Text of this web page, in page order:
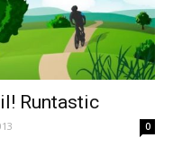
Runtastic
0